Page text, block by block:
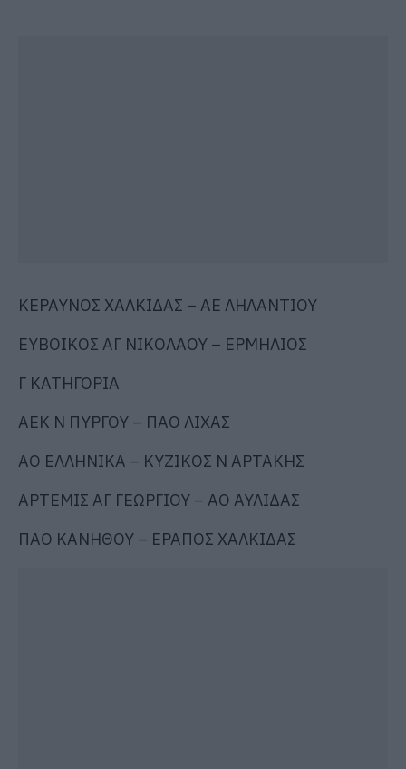
ΚΕΡΑΥΝΟΣ ΧΑΛΚΙΔΑΣ – ΑΕ ΛΗΛΑΝΤΙΟΥ
ΕΥΒΟΙΚΟΣ ΑΓ ΝΙΚΟΛΑΟΥ – ΕΡΜΗΛΙΟΣ
Γ ΚΑΤΗΓΟΡΙΑ
ΑΕΚ Ν ΠΥΡΓΟΥ – ΠΑΟ ΛΙΧΑΣ
ΑΟ ΕΛΛΗΝΙΚΑ – ΚΥΖΙΚΟΣ Ν ΑΡΤΑΚΗΣ
ΑΡΤΕΜΙΣ ΑΓ ΓΕΩΡΓΙΟΥ – ΑΟ ΑΥΛΙΔΑΣ
ΠΑΟ ΚΑΝΗΘΟΥ – ΕΡΑΠΟΣ ΧΑΛΚΙΔΑΣ